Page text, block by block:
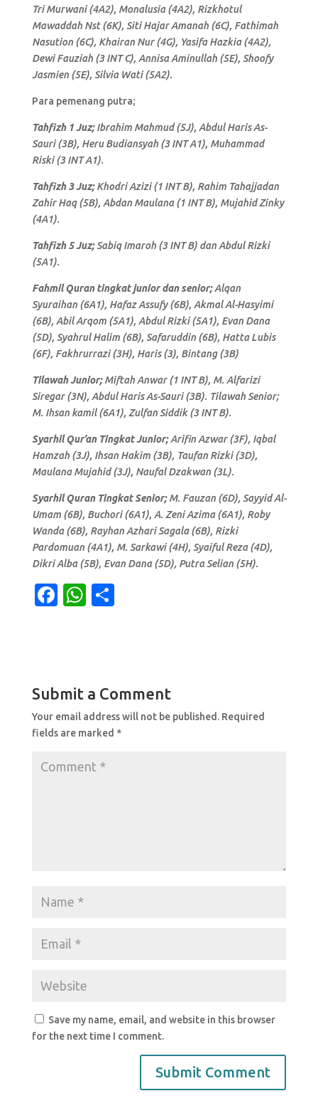
Tri Murwani (4A2), Monalusia (4A2), Rizkhotul
Mawaddah Nst (6K), Siti Hajar Amanah (6C), Fathimah
Nasution (6C), Khairan Nur (4G), Yasifa Hazkia (4A2),
Dewi Fauziah (3 INT C), Annisa Aminullah (5E), Shoofy
Jasmien (5E), Silvia Wati (5A2).
Para pemenang putra;
Tahfizh 1 Juz; Ibrahim Mahmud (5J), Abdul Haris As-
Sauri (3B), Heru Budiansyah (3 INT A1), Muhammad
Riski (3 INT A1).
Tahfizh 3 Juz;Khodri Azizi (1 INT B), Rahim Tahajjadan
Zahir Haq (5B), Abdan Maulana (1 INT B), Mujahid Zinky
(4A1).
Tahfizh 5 Juz; Sabiq Imaroh (3 INT B) dan Abdul Rizki
(5A1).
Fahmil Quran tingkat junior dan senior; Alqan
Syuraihan (6A1), Hafaz Assufy (6B), Akmal Al-Hasyimi
(6B), Abil Arqom (5A1), Abdul Rizki (5A1), Evan Dana
(5D), Syahrul Halim (6B), Safaruddin (6B), Hatta Lubis
(6F), Fakhrurrazi (3H), Haris (3), Bintang (3B)
Tilawah Junior;Miftah Anwar (1 INT B), M. Alfarizi
Siregar (3N), Abdul Haris As-Sauri (3B). Tilawah Senior;
M. Ihsan kamil (6A1), Zulfan Siddik (3 INT B).
Syarhil Qur’an Tingkat Junior; Arifin Azwar (3F), Iqbal
Hamzah (3J), Ihsan Hakim (3B), Taufan Rizki (3D),
Maulana Mujahid (3J), Naufal Dzakwan (3L).
Syarhil Quran Tingkat Senior;M. Fauzan (6D), Sayyid Al-
Umam (6B), Buchori (6A1), A. Zeni Azima (6A1), Roby
Wanda (6B), Rayhan Azhari Sagala (6B), Rizki
Pardomuan (4A1), M. Sarkawi (4H), Syaiful Reza (4D),
Dikri Alba (5B), Evan Dana (5D), Putra Selian (5H).
F
b
o
o
W
A
p
p
Submit a Comment
Your email address will not be published. Required
fields are marked *
Save my name, email, and website in this browser
for the next time I comment.